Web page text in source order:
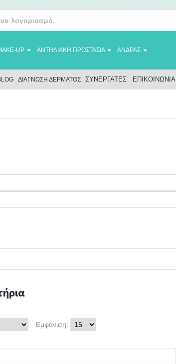
λογαριασμό.
UP ΑΝΤΗΛΙΑΚΗ ΠΡΟΣΤΑΣΙΑ ΑΝΔΡΑΣ
ΔΙΑΓΝΩΣΗ ΔΕΡΜΑΤΟΣ ΣΥΝΕΡΓΑΤΕΣ ΕΠΙΚΟΙΝΩΝΙΑ
Εμφάνιση: